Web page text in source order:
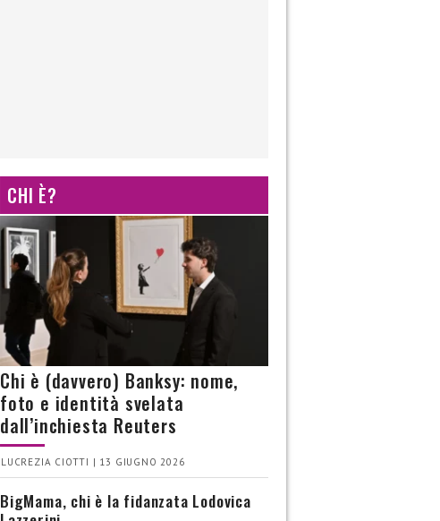
CHI È?
Chi è (davvero) Banksy: nome,
foto e identità svelata
dall’inchiesta Reuters
LUCREZIA CIOTTI | 13 GIUGNO 2026
BigMama, chi è la fidanzata Lodovica